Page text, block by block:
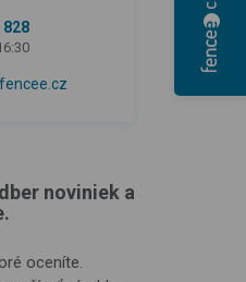
828
noviniek a
oceníte.